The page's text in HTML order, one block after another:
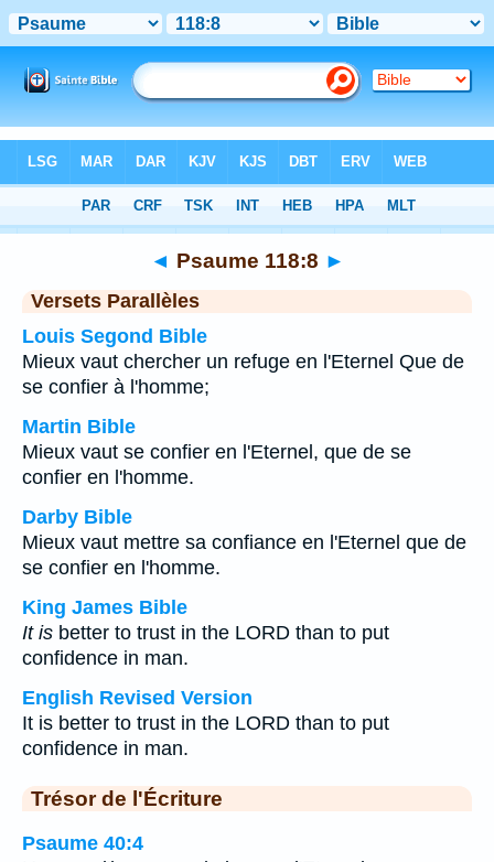
Chapitre 118 > Verset 8
◄ Psaume 118:8 ►
Versets Parallèles
Louis Segond Bible
Mieux vaut chercher un refuge en l'Eternel Que de
se confier à l'homme;
Martin Bible
Mieux vaut se confier en l'Eternel, que de se
confier en l'homme.
Darby Bible
Mieux vaut mettre sa confiance en l'Eternel que de
se confier en l'homme.
King James Bible
It is better to trust in the LORD than to put
confidence in man.
English Revised Version
It is better to trust in the LORD than to put
confidence in man.
Trésor de l'Écriture
Psaume 40:4